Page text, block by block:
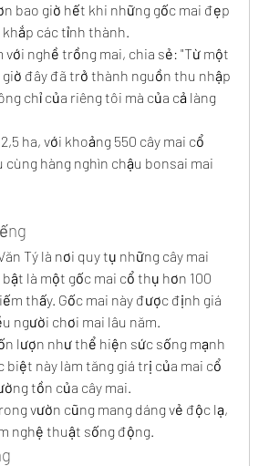
bao giờ hết khi những gốc mai đẹp
các tỉnh thành.
với nghề trồng mai, chia sẻ: "Từ một
đây đã trở thành nguồn thu nhập
chỉ của riêng tôi mà của cả làng
ha, với khoảng 550 cây mai cổ
hàng nghìn chậu bonsai mai
Tý là nơi quy tụ những cây mai
là một gốc mai cổ thụ hơn 100
thấy. Gốc mai này được định giá
người chơi mai lâu năm.
lượn như thể hiện sức sống mạnh
biệt này làm tăng giá trị của mai cổ
tồn của cây mai.
vườn cũng mang dáng vẻ độc lạ,
nghệ thuật sống động.